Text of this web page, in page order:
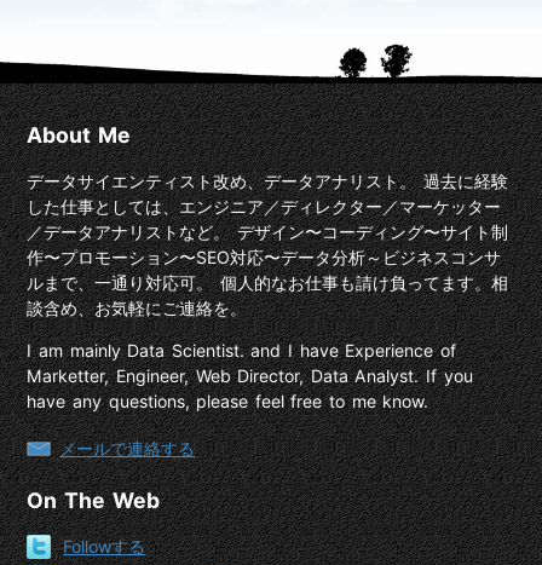
About Me
データサイエンティスト改め、データアナリスト。 過去に経験
した仕事としては、エンジニア／ディレクター／マーケッター
／データアナリストなど。 デザイン〜コーディング〜サイト制
作〜プロモーション〜SEO対応〜データ分析～ビジネスコンサ
ルまで、一通り対応可。 個人的なお仕事も請け負ってます。相
談含め、お気軽にご連絡を。
I am mainly Data Scientist. and I have Experience of
Marketter, Engineer, Web Director, Data Analyst. If you
have any questions, please feel free to me know.
メールで連絡する
On The Web
Followする